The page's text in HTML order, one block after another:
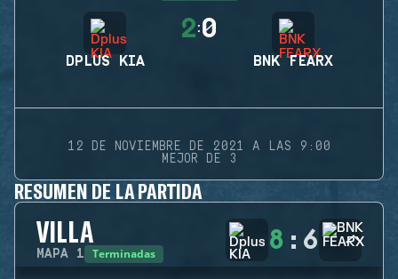
DPLUS KIA
2:0
BNK FEARX
12 DE NOVIEMBRE DE 2021 A LAS 9:00
MEJOR DE 3
RESUMEN DE LA PARTIDA
VILLA
MAPA 1 Terminadas 8 : 6